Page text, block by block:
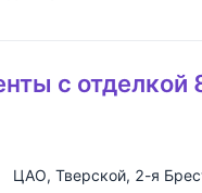
с отделкой
ЦАО, Тверской, 2-я